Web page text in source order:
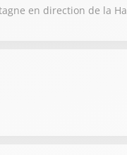
en direction de la